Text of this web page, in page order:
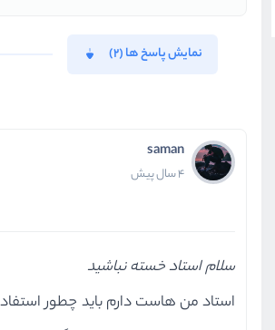
نمایش پاسخ ها (2)
saman
4 سال پیش
سلام استاد خسته نباشید
استاد من هاست دارم باید چطور